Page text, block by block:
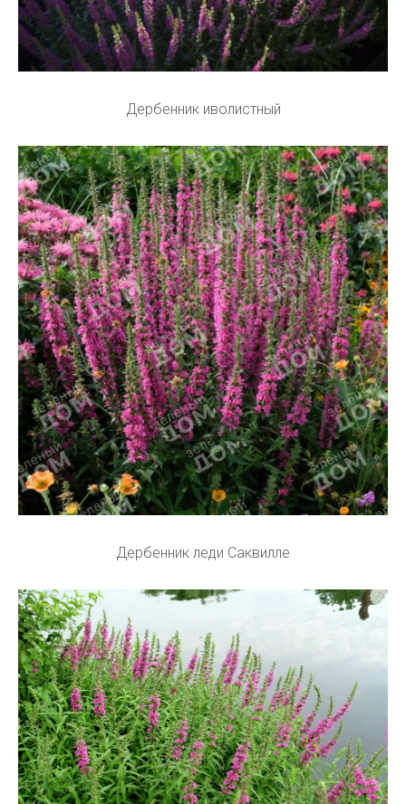
Дербенник иволистный
Дербенник леди Саквилле